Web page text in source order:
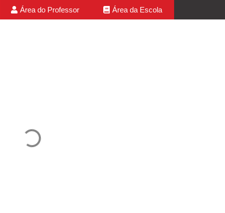
Área do Professor Área da Escola